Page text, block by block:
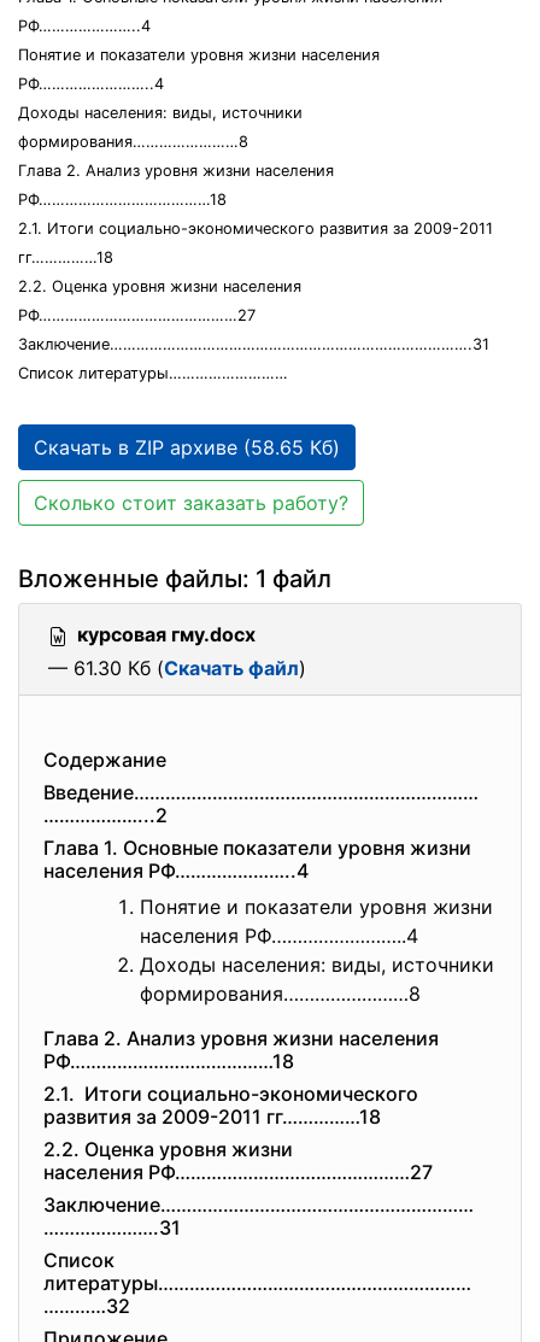
РФ…………………..4
Понятие и показатели уровня жизни населения
РФ……………………..4
Доходы населения: виды, источники
формирования……………………8
Глава 2. Анализ уровня жизни населения
РФ…………………………………18
2.1. Итоги социально-экономического развития за 2009-2011
гг……………18
2.2. Оценка уровня жизни населения
РФ………………………………………27
Заключение……………………………………………………………………….31
Список литературы………………………
Скачать в ZIP архиве (58.65 Кб)
Сколько стоит заказать работу?
Вложенные файлы: 1 файл
курсовая гму.docx
— 61.30 Кб (Скачать файл)
Содержание
Введение…………………………………………………………
………………...2
Глава 1. Основные показатели уровня жизни
населения РФ…………………..4
Понятие и показатели уровня жизни
населения РФ……………………..4
Доходы населения: виды, источники
формирования……………………8
Глава 2. Анализ уровня жизни населения
РФ…………………………………18
2.1. Итоги социально-экономического
развития за 2009-2011 гг……………18
2.2. Оценка уровня жизни
населения РФ………………………………………27
Заключение……………………………………………………
………………….31
Список
литературы……………………………………………………
…………32